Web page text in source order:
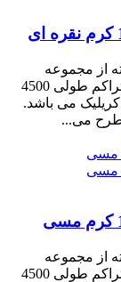
گل برجسته از مجموعه
محصولات 1500 شانه گلبرجسته بوده که دارای تراکم طولی 4500
محصول هشت رنگ بوده و 100% اکریلیک می باشد.
طرح می...
گل برجسته از مجموعه
محصولات 1500 شانه گلبرجسته بوده که دارای تراکم طولی 4500